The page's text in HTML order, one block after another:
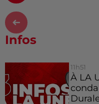
Infos
11h51
À LA